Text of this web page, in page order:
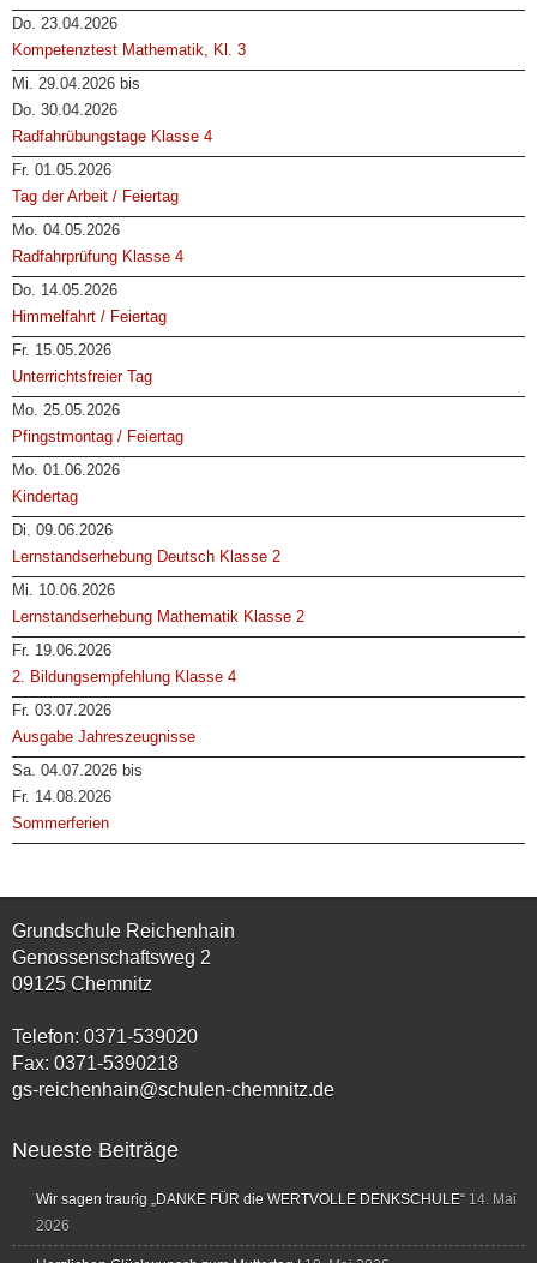
Do. 23.04.2026
Kompetenztest Mathematik, Kl. 3
Mi. 29.04.2026 bis
Do. 30.04.2026
Radfahrübungstage Klasse 4
Fr. 01.05.2026
Tag der Arbeit / Feiertag
Mo. 04.05.2026
Radfahrprüfung Klasse 4
Do. 14.05.2026
Himmelfahrt / Feiertag
Fr. 15.05.2026
Unterrichtsfreier Tag
Mo. 25.05.2026
Pfingstmontag / Feiertag
Mo. 01.06.2026
Kindertag
Di. 09.06.2026
Lernstandserhebung Deutsch Klasse 2
Mi. 10.06.2026
Lernstandserhebung Mathematik Klasse 2
Fr. 19.06.2026
2. Bildungsempfehlung Klasse 4
Fr. 03.07.2026
Ausgabe Jahreszeugnisse
Sa. 04.07.2026 bis
Fr. 14.08.2026
Sommerferien
Grundschule Reichenhain
Genossenschaftsweg 2
09125 Chemnitz
Telefon: 0371-539020
Fax: 0371-5390218
gs-reichenhain@schulen-chemnitz.de
Neueste Beiträge
Wir sagen traurig „DANKE FÜR die WERTVOLLE DENKSCHULE“ 14. Mai
2026